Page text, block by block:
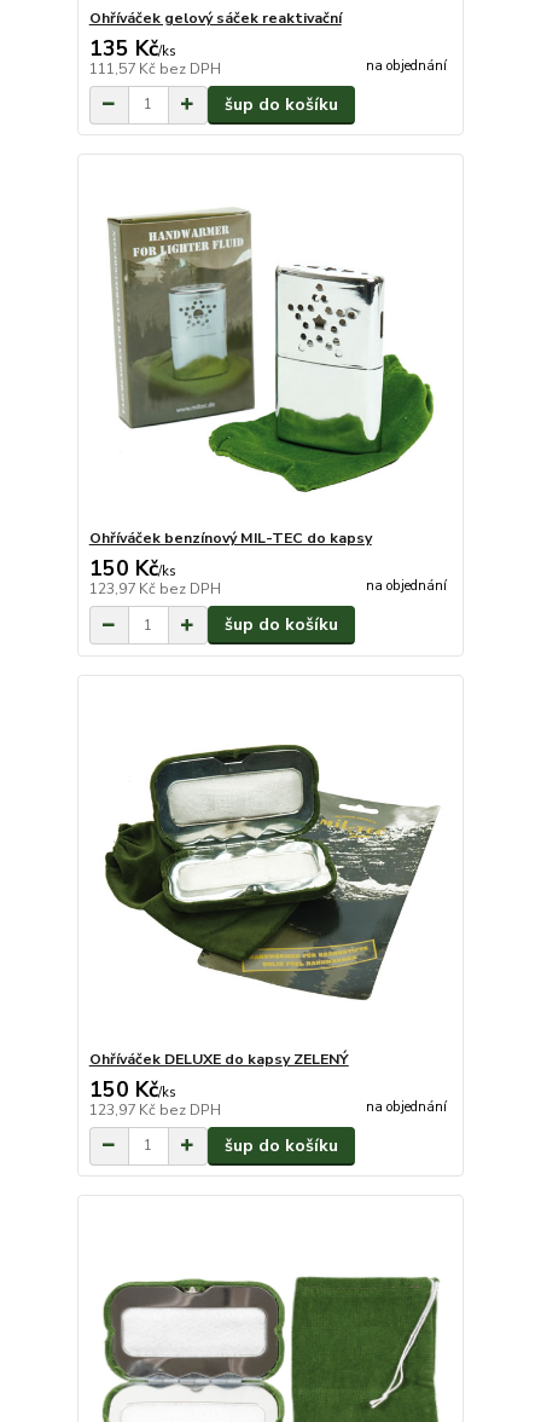
Ohříváček gelový sáček reaktivační
135 Kč/ks
111,57 Kč bez DPH na objednání
šup do košíku
Ohříváček benzínový MIL-TEC do kapsy
150 Kč/ks
123,97 Kč bez DPH na objednání
šup do košíku
Ohříváček DELUXE do kapsy ZELENÝ
150 Kč/ks
123,97 Kč bez DPH na objednání
šup do košíku